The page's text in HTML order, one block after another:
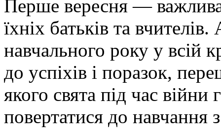
Перше вересня — важлива
їхніх батьків та
навчального року у всій
до успіхів і поразок,
якого свята під час
повертатися до навчання